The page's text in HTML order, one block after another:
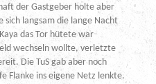
der Gastgeber holte aber
sich langsam die lange Nacht
das Tor hütete war
wechseln wollte, verletzte
Die TuS gab aber noch
Flanke ins eigene Netz lenkte.